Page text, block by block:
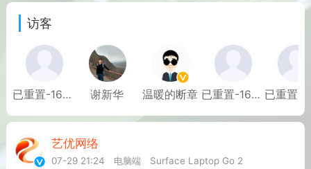
手机
游戏 兴趣 美图
问答 闲谈 官方
访客
已重置-16703 谢新华 温暖的断章 已重置-16630
艺优网络
07-29 21:24
电脑端 Surface Laptop Go 2